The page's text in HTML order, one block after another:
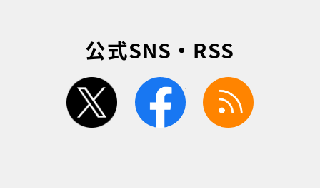
公式SNS・RSS
twitter facebook